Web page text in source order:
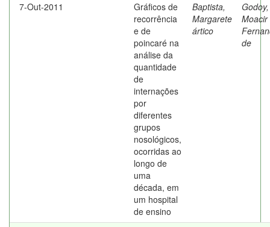
7-Out-2011
Gráficos de
recorrência
e de
poincaré na
análise da
quantidade
de
internações
por
diferentes
grupos
nosológicos,
ocorridas ao
longo de
uma
década, em
um hospital
de ensino
Baptista,
Margarete
ártico
Godoy,
Moacir
de